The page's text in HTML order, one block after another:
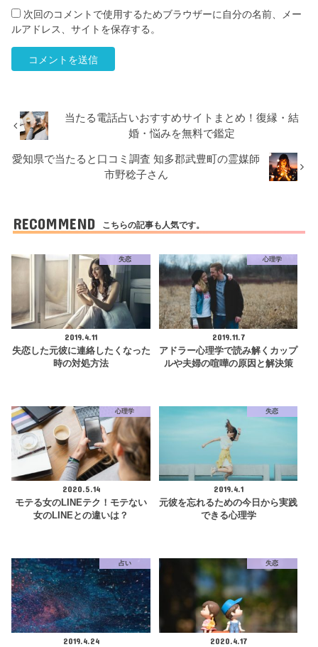
次回のコメントで使用するためブラウザーに自分の名前、メー
ルアドレス、サイトを保存する。
当たる電話占いおすすめサイトまとめ！復縁・結
婚・悩みを無料で鑑定
愛知県で当たると口コミ調査 知多郡武豊町の霊媒師
市野稔子さん
RECOMMEND こちらの記事も人気です。
失恋
2019.4.11
失恋した元彼に連絡したくなった
時の対処方法
心理学
2019.11.7
アドラー心理学で読み解くカップ
ルや夫婦の喧嘩の原因と解決策
心理学
2020.5.14
モテる女のLINEテク！モテない
女のLINEとの違いは？
失恋
2019.4.1
元彼を忘れるための今日から実践
できる心理学
占い
2019.4.24
失恋
2020.4.17